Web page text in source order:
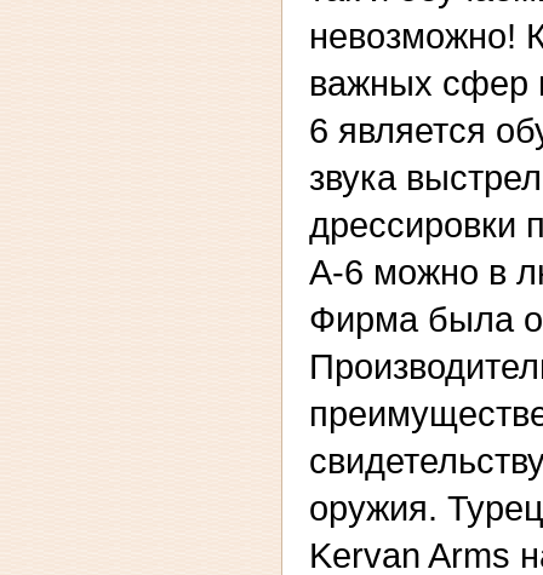
невозможно!
важных сфер
6 является
звука
дрессировки
А-6 можно в
Фирма была
оружия.
Kervan Arms